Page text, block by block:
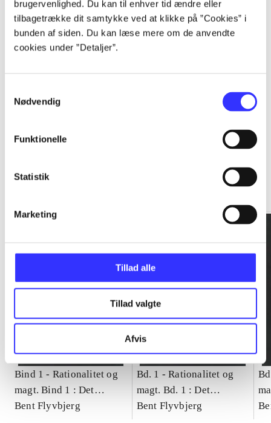
brugervenlighed. Du kan til enhver tid ændre eller
tilbagetrække dit samtykke ved at klikke på ”Cookies” i
bunden af siden. Du kan læse mere om de anvendte
cookies under ”Detaljer”.
Nødvendig
Funktionelle
Statistik
Marketing
Tillad alle
Tillad valgte
Afvis
...
Bind 1 - Rationalitet og
magt. Bind 1 : Det
konkretes videnskab
Bent Flyvbjerg
Bd. 1 -Rationalitet og
magt. Bd. 1 : Det
konkretes videnskab
Bent Flyvbjerg